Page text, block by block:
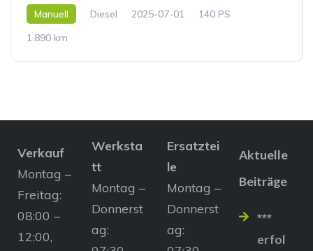
Manuell Diesel 2025-07-01
140 PS
1.890 km
Verkauf
Montag –
Freitag:
08:00 –
12:00,
Werksta
tt
Montag –
Donnerst
ag:
Ersatztei
le
Montag –
Donnerst
ag:
Aktuelle
Beiträge
***
erfol